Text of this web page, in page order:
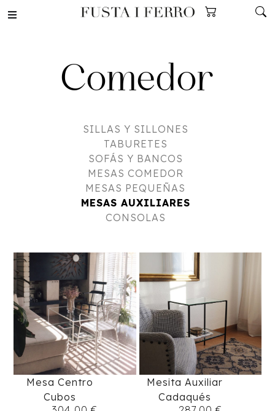
Comedor
SILLAS Y SILLONES
TABURETES
SOFÁS Y BANCOS
MESAS COMEDOR
MESAS PEQUEÑAS
MESAS AUXILIARES
CONSOLAS
Mesa Centro
Cubos
Mesita Auxiliar
Cadaqués